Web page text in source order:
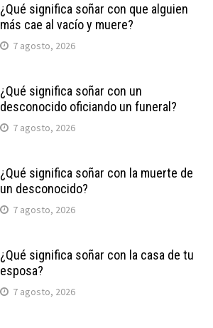
¿Qué significa soñar con que alguien
más cae al vacío y muere?
7 agosto, 2026
¿Qué significa soñar con un
desconocido oficiando un funeral?
7 agosto, 2026
¿Qué significa soñar con la muerte de
un desconocido?
7 agosto, 2026
¿Qué significa soñar con la casa de tu
esposa?
7 agosto, 2026